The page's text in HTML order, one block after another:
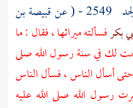
قبيصة بن
بكرفسألته ميراثها ، فقال : ما
لك في سنة رسول الله صلى
أسأل الناس ، فسأل الناس
رسول الله صلى الله عليه